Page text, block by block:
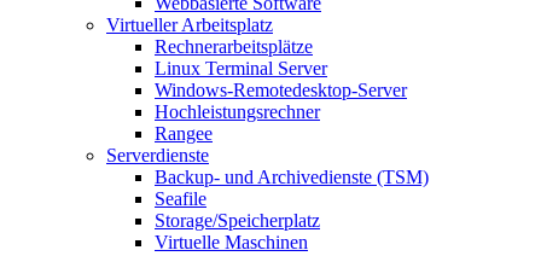
Virtueller Arbeitsplatz
Rechnerarbeitsplätze
Linux Terminal Server
Windows-Remotedesktop-Server
Hochleistungsrechner
Rangee
Serverdienste
Backup- und Archivedienste (TSM)
Seafile
Storage/Speicherplatz
Virtuelle Maschinen